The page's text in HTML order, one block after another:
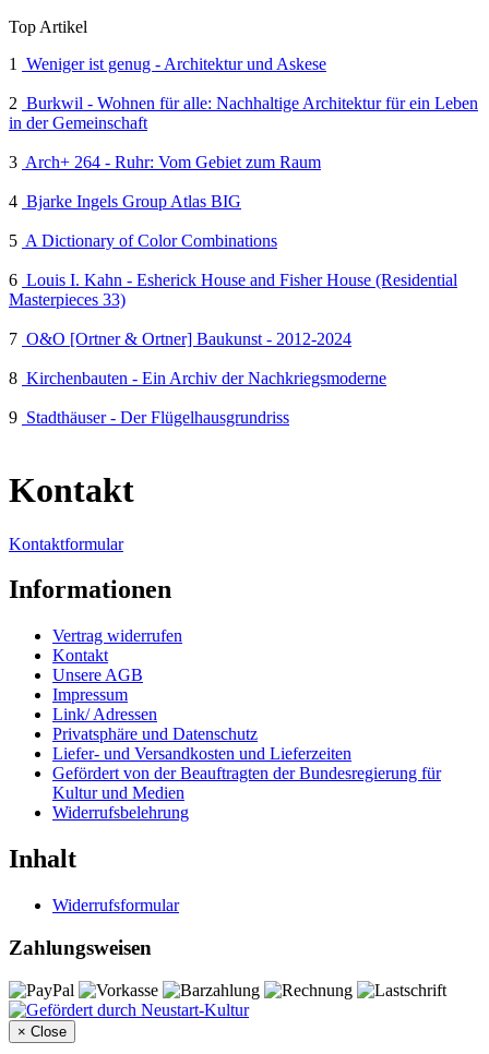
Top Artikel
1
Weniger ist genug - Architektur und Askese
2 Burkwil - Wohnen für alle: Nachhaltige Architektur für ein Leben
in der Gemeinschaft
3 Arch+ 264 - Ruhr: Vom Gebiet zum Raum
4 Bjarke Ingels Group Atlas BIG
5 A Dictionary of Color Combinations
6 Louis I. Kahn - Esherick House and Fisher House (Residential
Masterpieces 33)
7 O&O [Ortner & Ortner] Baukunst - 2012-2024
8 Kirchenbauten - Ein Archiv der Nachkriegsmoderne
9 Stadthäuser - Der Flügelhausgrundriss
Kontakt
Kontaktformular
Informationen
Vertrag widerrufen
Kontakt
Unsere AGB
Impressum
Link/ Adressen
Privatsphäre und Datenschutz
Liefer- und Versandkosten und Lieferzeiten
Gefördert von der Beauftragten der Bundesregierung für
Kultur und Medien
Widerrufsbelehrung
Inhalt
Widerrufsformular
Zahlungsweisen
× Close